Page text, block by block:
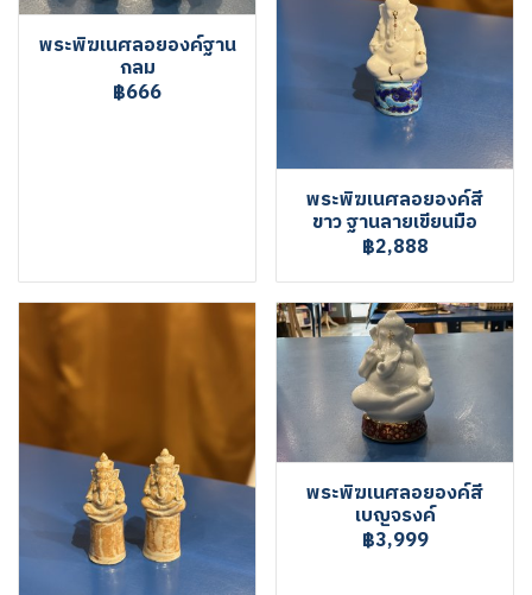
พระพิฆเนศลอยองค์ฐาน
กลม
฿666
พระพิฆเนศลอยองค์สี
ขาว ฐานลายเขียนมือ
฿2,888
พระพิฆเนศลอยองค์สี
เบญจรงค์
฿3,999